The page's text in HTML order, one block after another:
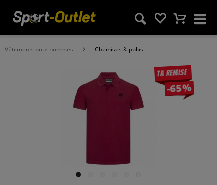
Vêtements pour hommes Chemises & polos
Ta remise
-65%